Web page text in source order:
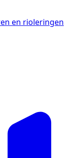
en rioleringen